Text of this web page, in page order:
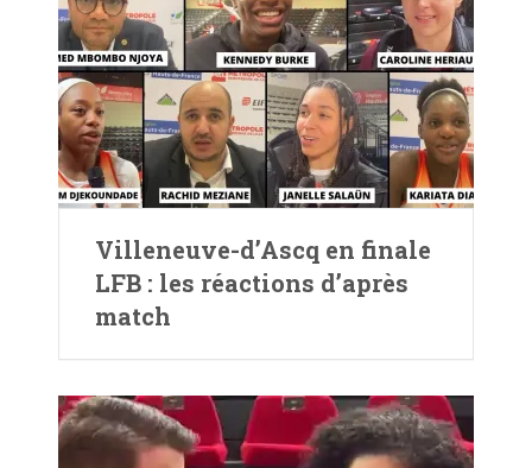
Villeneuve-d’Ascq en finale
LFB : les réactions d’après
match